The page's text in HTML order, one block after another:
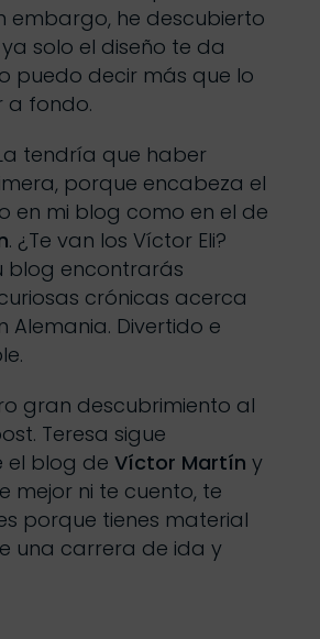
embargo, he descubierto
solo el diseño te da
puedo decir más que lo
a fondo.
tendría que haber
porque encabeza el
en mi blog como en el de
. ¿Te van los Víctor Eli?
blog encontrarás
crónicas acerca
Alemania. Divertido e
gran descubrimiento al
Teresa sigue
el blog de Víctor Martín y
mejor ni te cuento, te
porque tienes material
una carrera de ida y